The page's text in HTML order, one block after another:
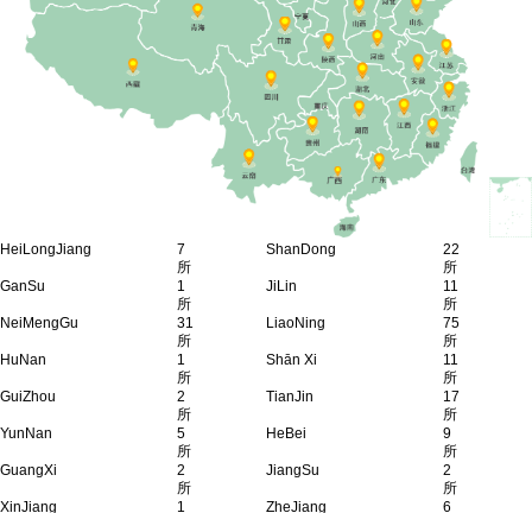
HeiLongJiang
7
所
ShanDong
22
所
GanSu
1
所
JiLin
11
所
NeiMengGu
31
所
LiaoNing
75
所
HuNan
1
所
Shān Xi
11
所
GuiZhou
2
所
TianJin
17
所
YunNan
5
所
HeBei
9
所
GuangXi
2
所
JiangSu
2
所
XinJiang
1
ZheJiang
6